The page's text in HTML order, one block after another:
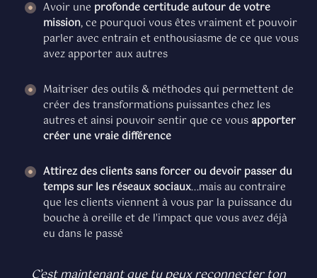
Avoir une profonde certitude autour de votre
mission, ce pourquoi vous êtes vraiment et pouvoir
parler avec entrain et enthousiasme de ce que vous
avez apporter aux autres
Maitriser des outils & méthodes qui permettent de
créer des transformations puissantes chez les
autres et ainsi pouvoir sentir que ce vous apporter
créer une vraie différence
Attirez des clients sans forcer ou devoir passer du
temps sur les réseaux sociaux...mais au contraire
que les clients viennent à vous par la puissance du
bouche à oreille et de l'impact que vous avez déjà
eu dans le passé